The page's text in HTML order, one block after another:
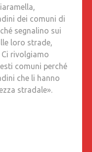
dei comuni di
segnalino sui
loro strade,
rivolgiamo
comuni perché
che li hanno
stradale».